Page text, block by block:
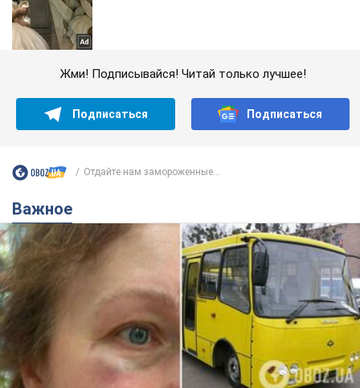
Жми! Подписывайся! Читай только лучшее!
Подписаться Подписаться
Отдайте нам замороженные...
Важное